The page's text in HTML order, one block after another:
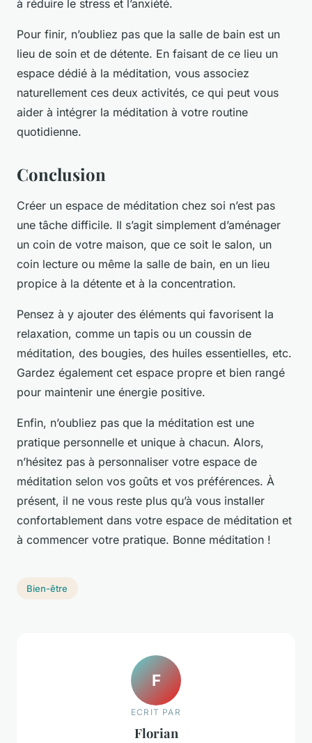
à réduire le stress et l’anxiété.
Pour finir, n’oubliez pas que la salle de bain est un
lieu de soin et de détente. En faisant de ce lieu un
espace dédié à la méditation, vous associez
naturellement ces deux activités, ce qui peut vous
aider à intégrer la méditation à votre routine
quotidienne.
Conclusion
Créer un espace de méditation chez soi n’est pas
une tâche difficile. Il s’agit simplement d’aménager
un coin de votre maison, que ce soit le salon, un
coin lecture ou même la salle de bain, en un lieu
propice à la détente et à la concentration.
Pensez à y ajouter des éléments qui favorisent la
relaxation, comme un tapis ou un coussin de
méditation, des bougies, des huiles essentielles, etc.
Gardez également cet espace propre et bien rangé
pour maintenir une énergie positive.
Enfin, n’oubliez pas que la méditation est une
pratique personnelle et unique à chacun. Alors,
n’hésitez pas à personnaliser votre espace de
méditation selon vos goûts et vos préférences. À
présent, il ne vous reste plus qu’à vous installer
confortablement dans votre espace de méditation et
à commencer votre pratique. Bonne méditation !
Bien-être
F
ECRIT PAR
Florian